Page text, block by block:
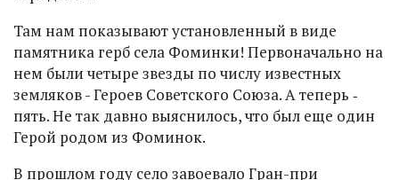
Там нам показывают установленный в виде
памятника герб села Фоминки! Первоначально на
нем были четыре звезды по числу известных
земляков - Героев Советского Союза. А теперь ‑
пять. Не так давно выяснилось, что был еще один
Герой родом из Фоминок.
В прошлом году село завоевало Гран-при